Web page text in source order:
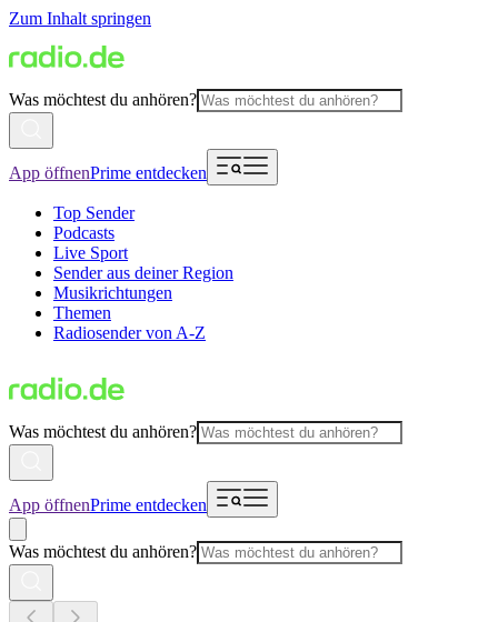
Zum Inhalt springen
Was möchtest du anhören?
App öffnenPrime entdecken
Top Sender
Podcasts
Live Sport
Sender aus deiner Region
Musikrichtungen
Themen
Radiosender von A-Z
Was möchtest du anhören?
App öffnenPrime entdecken
Was möchtest du anhören?